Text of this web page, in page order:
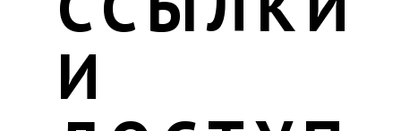
И